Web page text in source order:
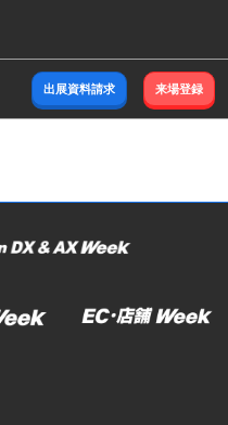
出展資料請求 来場登録